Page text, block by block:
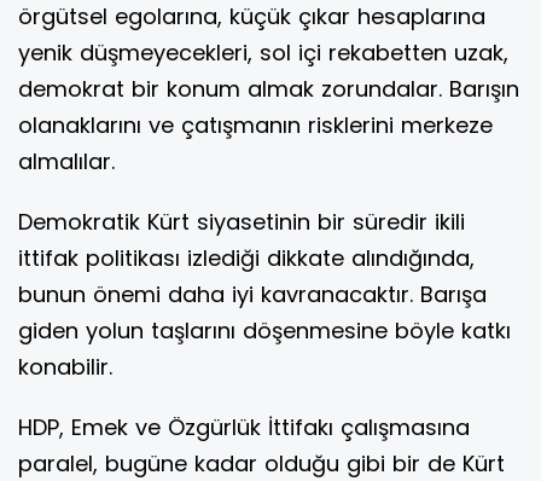
örgütsel egolarına, küçük çıkar hesaplarına
yenik düşmeyecekleri, sol içi rekabetten uzak,
demokrat bir konum almak zorundalar. Barışın
olanaklarını ve çatışmanın risklerini merkeze
almalılar.
Demokratik Kürt siyasetinin bir süredir ikili
ittifak politikası izlediği dikkate alındığında,
bunun önemi daha iyi kavranacaktır. Barışa
giden yolun taşlarını döşenmesine böyle katkı
konabilir.
HDP, Emek ve Özgürlük İttifakı çalışmasına
paralel, bugüne kadar olduğu gibi bir de Kürt